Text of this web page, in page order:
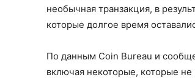
необычная транзакция, в
которые долгое время
По данным Coin Bureau и
включая некоторые, которые